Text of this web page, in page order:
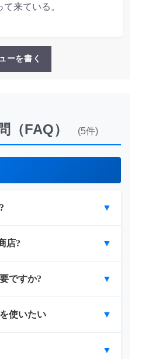
来ている。
ーを書く
（FAQ） (5件)
▼
店? ▼
ですか? ▼
使いたい ▼
▼